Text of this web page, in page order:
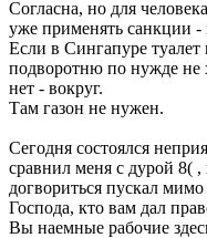
Согласна, но для
уже применять санкции -
Если в Сингапуре
подворотню по нужде не
нет - вокруг.
Там газон не нужен.
Сегодня состоялся
сравнил меня с дурой 8( ,
догвориться пускал
Господа, кто вам дал
Вы наемные рабочие